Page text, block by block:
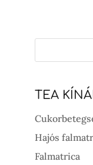
990
TEA
Hajós
Falmatrica